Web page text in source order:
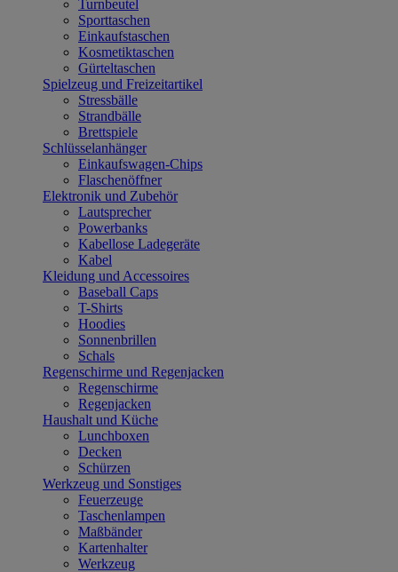
Turnbeutel
Sporttaschen
Einkaufstaschen
Kosmetiktaschen
Gürteltaschen
Spielzeug und Freizeitartikel
Stressbälle
Strandbälle
Brettspiele
Schlüsselanhänger
Einkaufswagen-Chips
Flaschenöffner
Elektronik und Zubehör
Lautsprecher
Powerbanks
Kabellose Ladegeräte
Kabel
Kleidung und Accessoires
Baseball Caps
T-Shirts
Hoodies
Sonnenbrillen
Schals
Regenschirme und Regenjacken
Regenschirme
Regenjacken
Haushalt und Küche
Lunchboxen
Decken
Schürzen
Werkzeug und Sonstiges
Feuerzeuge
Taschenlampen
Maßbänder
Kartenhalter
Werkzeug